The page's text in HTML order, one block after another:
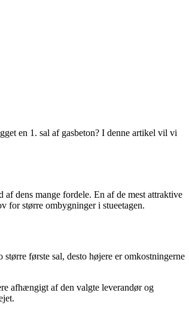
en 1. sal af gasbeton? I denne artikel vil vi
dens mange fordele. En af de mest attraktive
for større ombygninger i stueetagen.
første sal, desto højere er omkostningerne
afhængigt af den valgte leverandør og